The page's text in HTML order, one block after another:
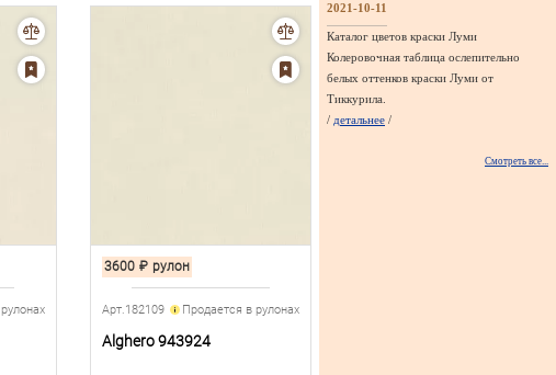
3600 ₽ рулон
Арт.182109 Продается в рулонах
Alghero 943924
2021-10-11
Каталог цветов краски Луми
Колеровочная таблица ослепительно
белых оттенков краски Луми от
Тиккурила.
/ детальнее /
Смотреть все...